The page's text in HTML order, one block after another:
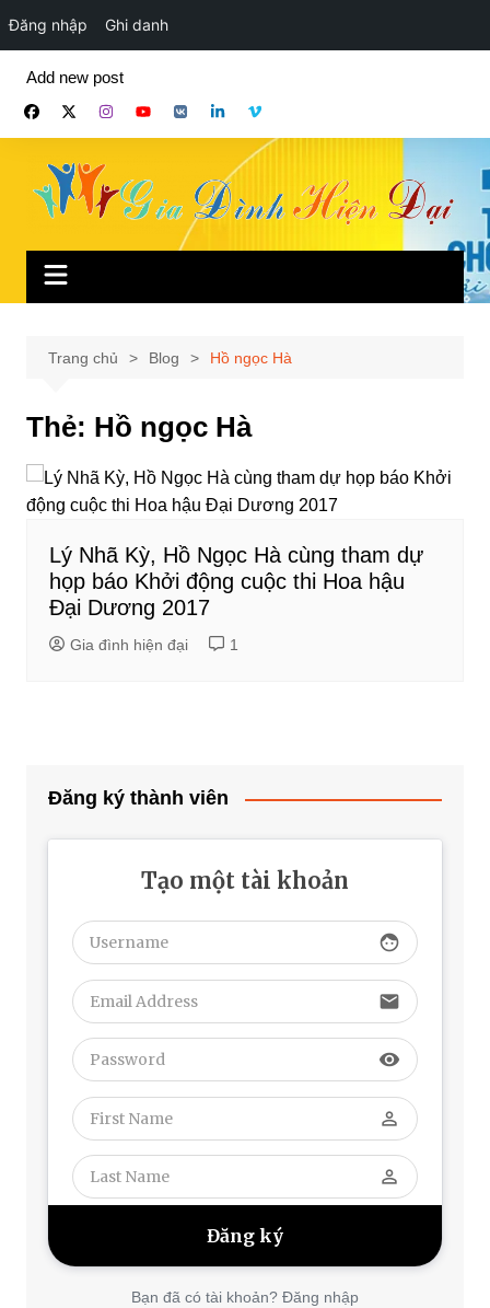
Đăng nhập Ghi danh
phần
Add new post
Trang chủ Blog Hồ ngọc Hà
Thẻ: Hồ ngọc Hà
Lý Nhã Kỳ, Hồ Ngọc Hà cùng tham dự
họp báo Khởi động cuộc thi Hoa hậu
Đại Dương 2017
Gia đình hiện đại 1
Đăng ký thành viên
Tạo một tài khoản
face
email
visibility
perm_identity
perm_identity
Bạn đã có tài khoản? Đăng nhập